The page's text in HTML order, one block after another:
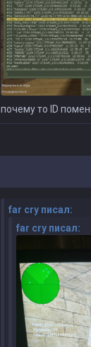
почему то ID
far cry писал:
far cry писал: